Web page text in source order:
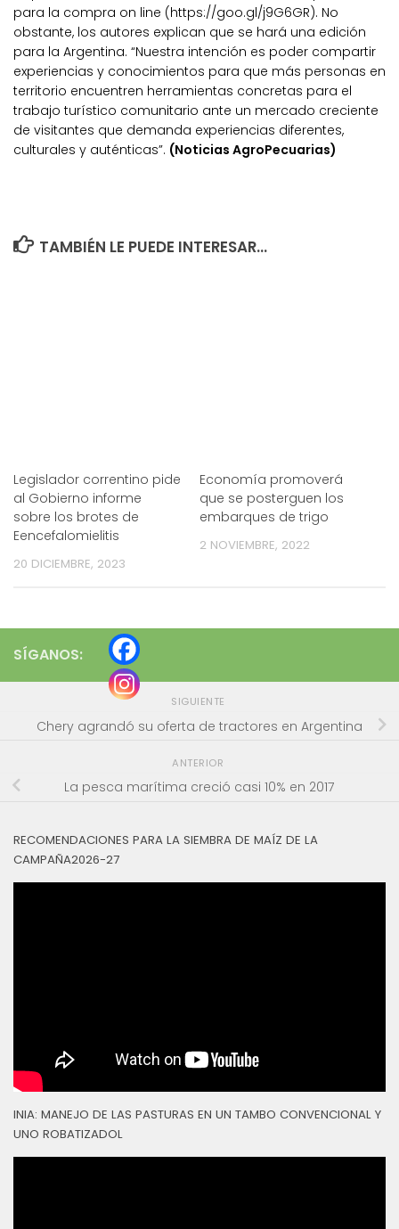
para la compra on line (https://goo.gl/j9G6GR). No
obstante, los autores explican que se hará una edición
para la Argentina. “Nuestra intención es poder compartir
experiencias y conocimientos para que más personas en
territorio encuentren herramientas concretas para el
trabajo turístico comunitario ante un mercado creciente
de visitantes que demanda experiencias diferentes,
culturales y auténticas”. (Noticias AgroPecuarias)
TAMBIÉN LE PUEDE INTERESAR...
Legislador correntino pide
al Gobierno informe
sobre los brotes de
Eencefalomielitis
20 DICIEMBRE, 2023
Economía promoverá
que se posterguen los
embarques de trigo
2 NOVIEMBRE, 2022
SÍGANOS:
SIGUIENTE
Chery agrandó su oferta de tractores en Argentina
ANTERIOR
La pesca marítima creció casi 10% en 2017
RECOMENDACIONES PARA LA SIEMBRA DE MAÍZ DE LA
CAMPAÑA2026-27
INIA: MANEJO DE LAS PASTURAS EN UN TAMBO CONVENCIONAL Y
UNO ROBATIZADOL